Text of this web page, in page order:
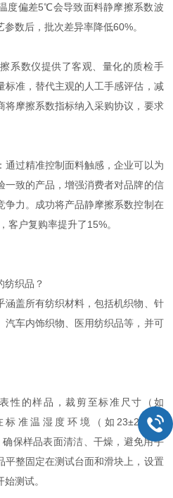
度偏差5℃会导致面料静摩擦系数波
数后，批次差异率降低60%。
系数仪提供了客观、量化的质检手
标准，替代主观的人工手感评估，减
将摩擦系数指标纳入采购协议，要求
通过精准控制面料触感，企业可以为
一致的产品，增强消费者对品牌的信
争力。成功将产品静摩擦系数控制在
客户复购率提升了15%。
纺织品？
涵盖所有纺织材料，包括机织物、针
汽车内饰织物、医用纺织品等，并可
性的样品，裁剪至标准尺寸（如
标准温湿度环境（如23±2℃，
保样品表面清洁、干燥，避免用手
平整固定在测试台面和滑块上，设置
测试。